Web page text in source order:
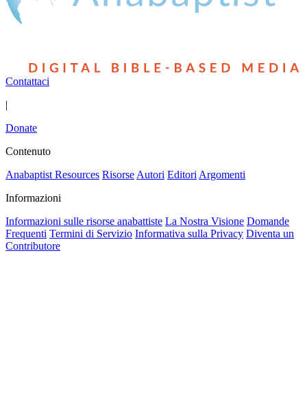
Contattaci
|
Donate
Contenuto
Anabaptist Resources Risorse Autori Editori Argomenti
Informazioni
Informazioni sulle risorse anabattiste La Nostra Visione Domande
Frequenti Termini di Servizio Informativa sulla Privacy Diventa un
Contributore